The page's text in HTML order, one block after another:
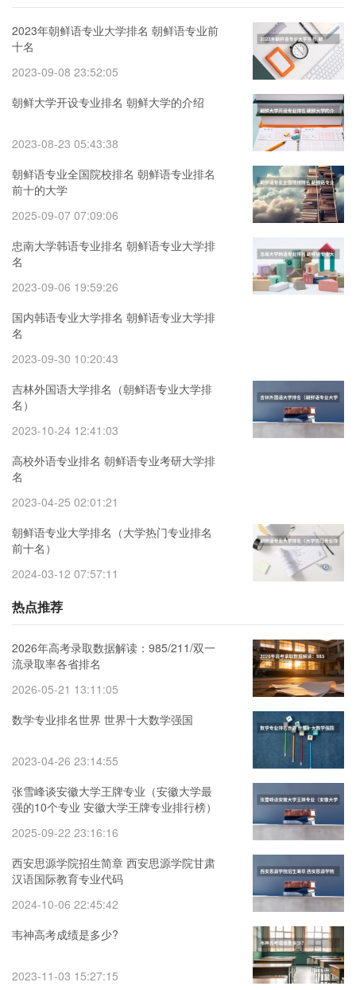
2023年朝鲜语专业大学排名 朝鲜语专业前
十名
2023-09-08 23:52:05
朝鲜大学开设专业排名 朝鲜大学的介绍
2023-08-23 05:43:38
朝鲜语专业全国院校排名 朝鲜语专业排名
前十的大学
2025-09-07 07:09:06
忠南大学韩语专业排名 朝鲜语专业大学排
名
2023-09-06 19:59:26
国内韩语专业大学排名 朝鲜语专业大学排
名
2023-09-30 10:20:43
吉林外国语大学排名（朝鲜语专业大学排
名）
2023-10-24 12:41:03
高校外语专业排名 朝鲜语专业考研大学排
名
2023-04-25 02:01:21
朝鲜语专业大学排名（大学热门专业排名
前十名）
2024-03-12 07:57:11
热点推荐
2026年高考录取数据解读：985/211/双一
流录取率各省排名
2026-05-21 13:11:05
数学专业排名世界 世界十大数学强国
2023-04-26 23:14:55
张雪峰谈安徽大学王牌专业（安徽大学最
强的10个专业 安徽大学王牌专业排行榜）
2025-09-22 23:16:16
西安思源学院招生简章 西安思源学院甘肃
汉语国际教育专业代码
2024-10-06 22:45:42
韦神高考成绩是多少?
2023-11-03 15:27:15